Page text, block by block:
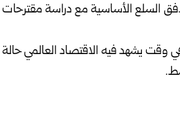
السلع الأساسية مع دراسة مقترحات
وفيتنام وتايلاند في وقت يشهد فيه الاقتصاد العالمي حالة